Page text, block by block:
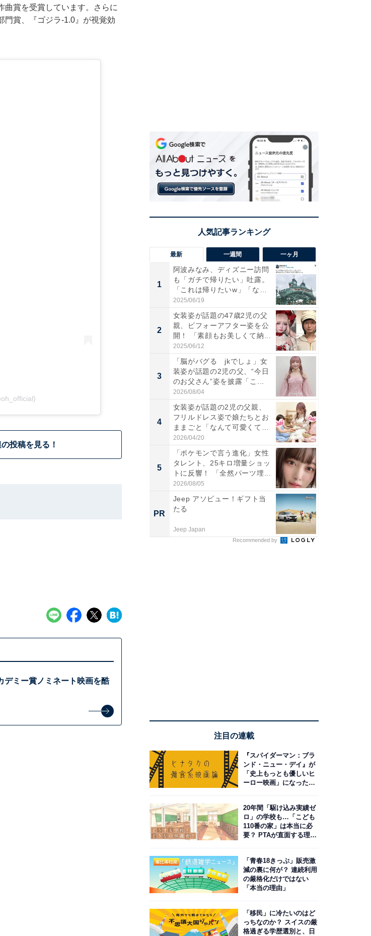
曲賞を受賞しています。さらに
門賞、『ゴジラ-1.0』が視覚効
投稿を見る！
デミー賞ノミネート映画を酷
最新 一週間 一ヶ月
1
阿波みなみ、ディズニー訪問
も「ガチで帰りたい」吐露。
「これは帰りたいw」「なん
ち...
2025/06/19
2
女装姿が話題の47歳2児の父
親、ビフォーアフター姿を公
開！ 「素顔もお美しくて納...
2025/06/12
3
「脳がバグる jkでしょ」女
装姿が話題の2児の父、“今日
のお父さん”姿を披露「こ...
2026/08/04
4
女装姿が話題の2児の父親、
フリルドレス姿で娘たちとお
ままごと「なんて可愛くて平
和...
2026/04/20
5
「ポケモンで言う進化」女性
タレント、25キロ増量ショッ
トに反響！ 「全然パーツ埋...
2026/08/05
PR
Jeep アソビュー！ギフト当
たる
Jeep Japan
Recommended by
注目の連載
『スパイダーマン：ブラ
ンド・ニュー・デイ』が
「史上もっとも優しいヒ
ーロー映画」になった理
20年間「駆け込み実績ゼ
ロ」の学校も…「こども
110番の家」は本当に必
要？ PTAが直面する理想
「青春18きっぷ」販売激
減の裏に何が？ 連続利用
の厳格化だけではない
「本当の理由」
「移民」に冷たいのはど
っちなのか？ スイスの厳
格過ぎる学歴選別と、日